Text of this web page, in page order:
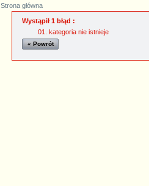
Strona główna
Wystąpił 1 błąd :
kategoria nie istnieje
« Powrót